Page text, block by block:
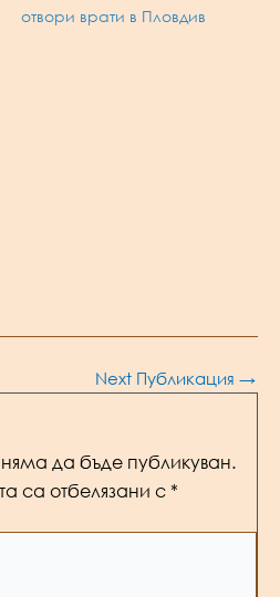
отвори врати в Пловдив
Next Публикация →
да бъде публикуван.
са отбелязани с *